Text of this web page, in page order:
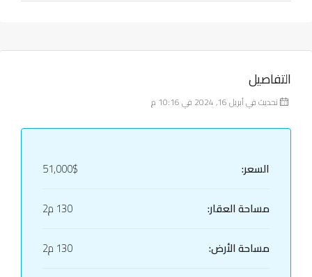
التفاصيل
تحديث في أبريل 16, 2024 في 10:16 م
السعر:
51,000$
مساحة العقار:
130 م2
مساحة الأرض:
130 م2